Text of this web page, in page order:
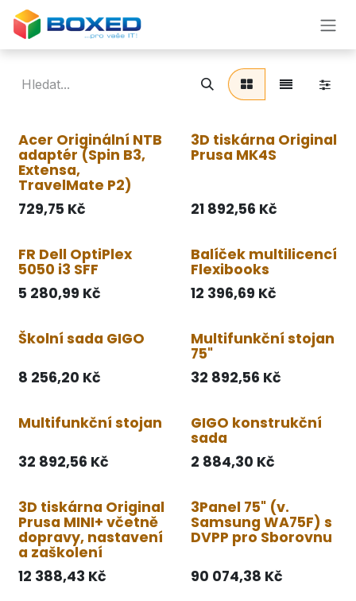
Přejít na obsah
Acer Originální NTB
adaptér (Spin B3,
Extensa,
TravelMate P2)
729,75 Kč
3D tiskárna Original
Prusa MK4S
21 892,56 Kč
FR Dell OptiPlex
5050 i3 SFF
5 280,99 Kč
Balíček multilicencí
Flexibooks
12 396,69 Kč
Školní sada GIGO
8 256,20 Kč
Multifunkční stojan
75"
32 892,56 Kč
Multifunkční stojan
32 892,56 Kč
GIGO konstrukční
sada
2 884,30 Kč
3D tiskárna Original
Prusa MINI+ včetně
dopravy, nastavení
a zaškolení
12 388,43 Kč
3Panel 75" (v.
Samsung WA75F) s
DVPP pro Sborovnu
90 074,38 Kč